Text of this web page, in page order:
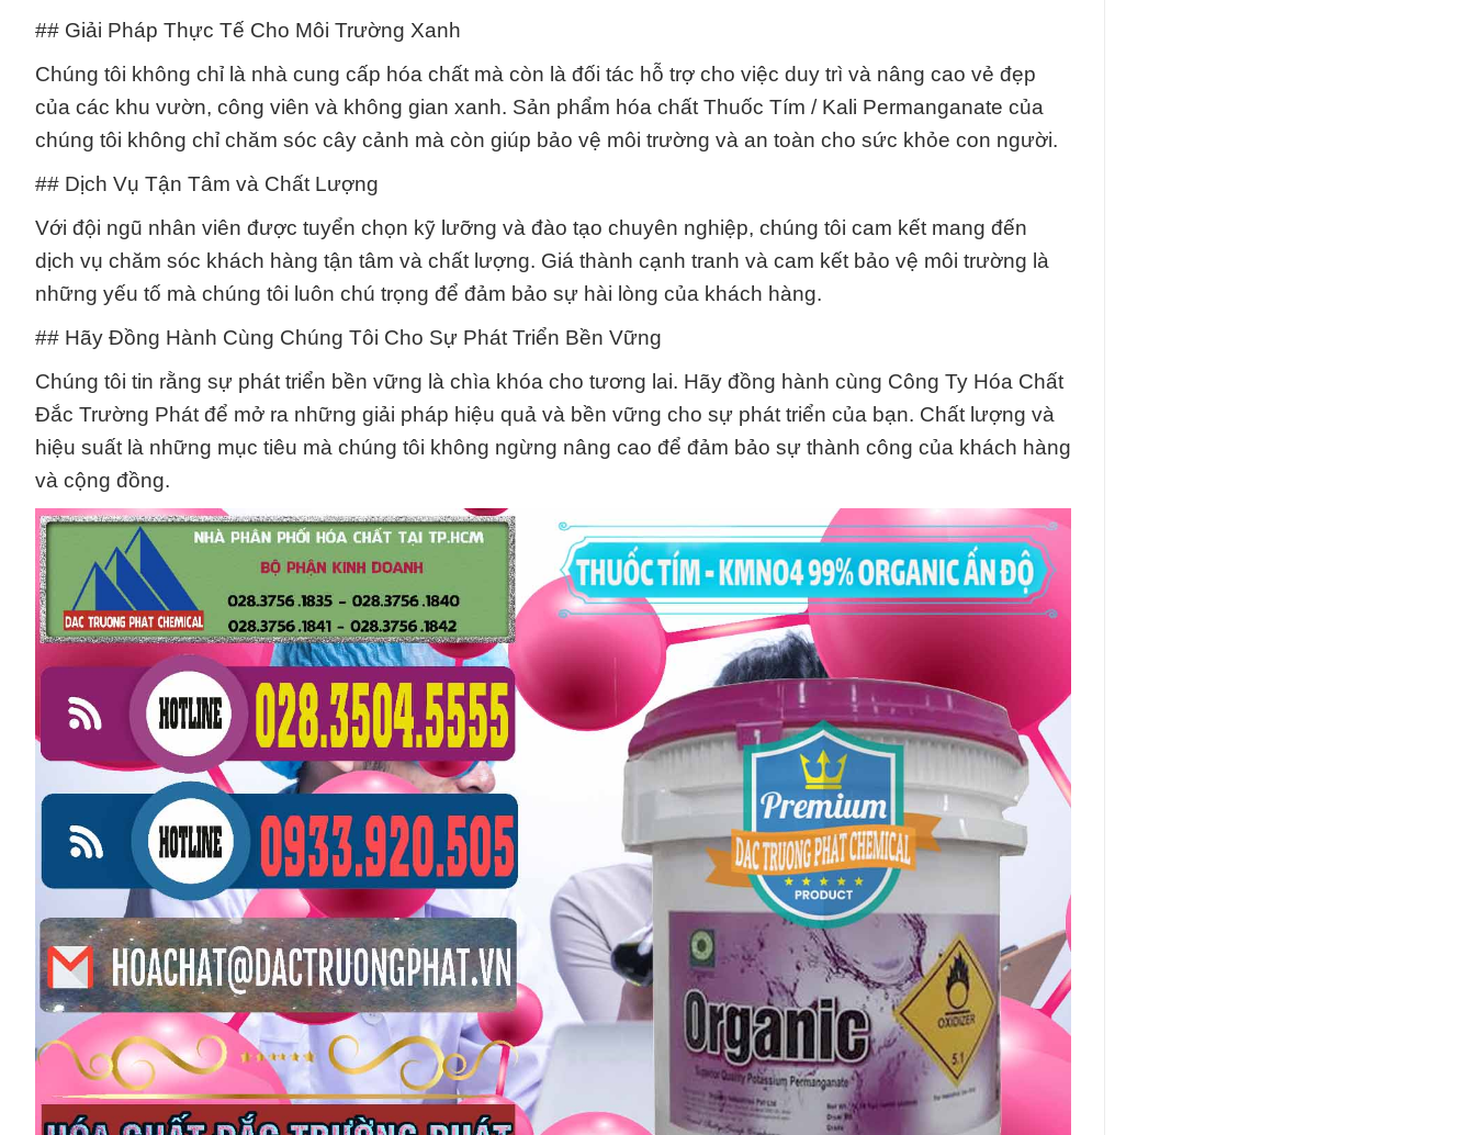
## Giải Pháp Thực Tế Cho Môi Trường Xanh
Chúng tôi không chỉ là nhà cung cấp hóa chất mà còn là đối tác hỗ trợ cho việc duy trì và nâng cao vẻ đẹp
của các khu vườn, công viên và không gian xanh. Sản phẩm hóa chất Thuốc Tím / Kali Permanganate của
chúng tôi không chỉ chăm sóc cây cảnh mà còn giúp bảo vệ môi trường và an toàn cho sức khỏe con người.
## Dịch Vụ Tận Tâm và Chất Lượng
Với đội ngũ nhân viên được tuyển chọn kỹ lưỡng và đào tạo chuyên nghiệp, chúng tôi cam kết mang đến
dịch vụ chăm sóc khách hàng tận tâm và chất lượng. Giá thành cạnh tranh và cam kết bảo vệ môi trường là
những yếu tố mà chúng tôi luôn chú trọng để đảm bảo sự hài lòng của khách hàng.
## Hãy Đồng Hành Cùng Chúng Tôi Cho Sự Phát Triển Bền Vững
Chúng tôi tin rằng sự phát triển bền vững là chìa khóa cho tương lai. Hãy đồng hành cùng Công Ty Hóa Chất
Đắc Trường Phát để mở ra những giải pháp hiệu quả và bền vững cho sự phát triển của bạn. Chất lượng và
hiệu suất là những mục tiêu mà chúng tôi không ngừng nâng cao để đảm bảo sự thành công của khách hàng
và cộng đồng.